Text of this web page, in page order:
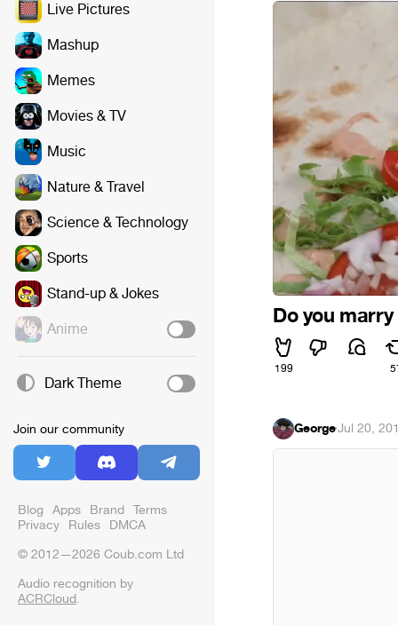
Live Pictures
Mashup
Memes
Movies & TV
Music
Nature & Travel
Science & Technology
Sports
Stand-up & Jokes
Anime
Dark Theme
Join our community
Blog Apps Brand Terms
Privacy Rules DMCA
© 2012—2026 Coub.com Ltd
Audio recognition by
ACRCloud.
Do you
199
George·Jul 20,